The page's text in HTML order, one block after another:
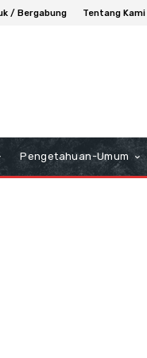
/ Bergabung Tentang Kami
Pengetahuan-Umum